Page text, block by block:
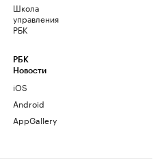
Школа
управления
РБК
РБК
Новости
iOS
Android
AppGallery